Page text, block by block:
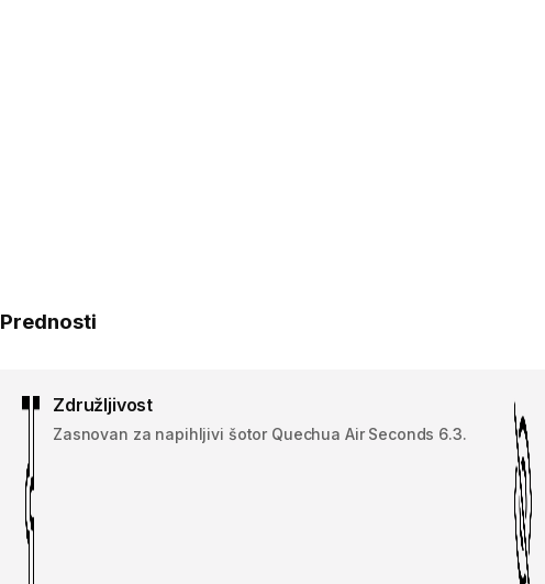
Prednosti
Združljivost
Zasnovan za napihljivi šotor Quechua Air Seconds 6.3.